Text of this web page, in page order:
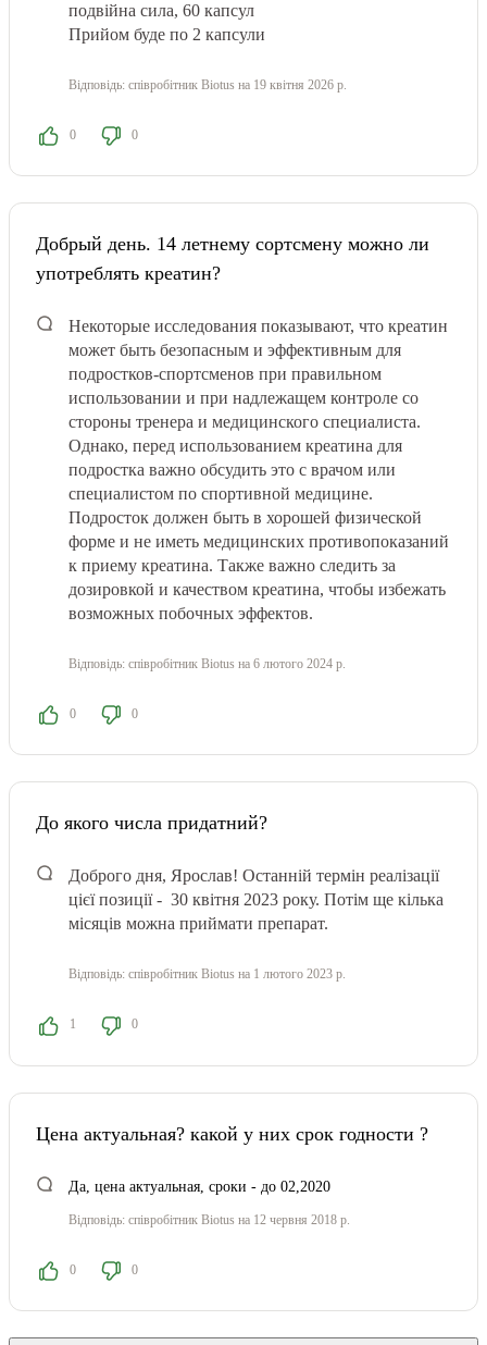
подвійна сила, 60 капсул
Прийом буде по 2 капсули
Відповідь: співробітник Biotus на 19 квітня 2026 р.
0 0
Добрый день. 14 летнему сортсмену можно ли
употреблять креатин?
Некоторые исследования показывают, что креатин
может быть безопасным и эффективным для
подростков-спортсменов при правильном
использовании и при надлежащем контроле со
стороны тренера и медицинского специалиста.
Однако, перед использованием креатина для
подростка важно обсудить это с врачом или
специалистом по спортивной медицине.
Подросток должен быть в хорошей физической
форме и не иметь медицинских противопоказаний
к приему креатина. Также важно следить за
дозировкой и качеством креатина, чтобы избежать
возможных побочных эффектов.
Відповідь: співробітник Biotus на 6 лютого 2024 р.
0 0
До якого числа придатний?
Доброго дня, Ярослав! Останній термін реалізації
цієї позиції - 30 квітня 2023 року. Потім ще кілька
місяців можна приймати препарат.
Відповідь: співробітник Biotus на 1 лютого 2023 р.
1 0
Цена актуальная? какой у них срок годности ?
Да, цена актуальная, сроки - до 02,2020
Відповідь: співробітник Biotus на 12 червня 2018 р.
0 0